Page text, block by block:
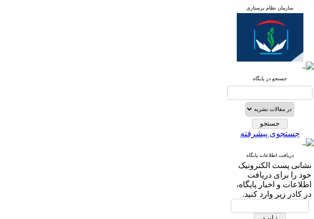
سازمان نظام پرستاری
جستجو در پایگاه
جستجوی پیشرفته
دریافت اطلاعات پایگاه
نشانی پست الکترونیک
خود را برای دریافت
اطلاعات و اخبار پایگاه،
در کادر زیر وارد کنید.